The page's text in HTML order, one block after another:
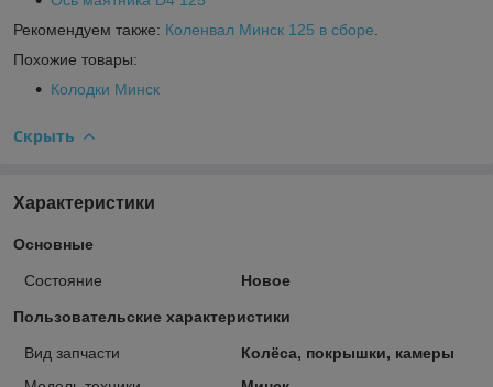
Рекомендуем также: Коленвал Минск 125 в сборе
Похожие товары:
Колодки Минск
Скрыть
Характеристики
Основные
Состояние Новое
Пользовательские характеристики
Вид запчасти
Колёса, покрышки, камеры